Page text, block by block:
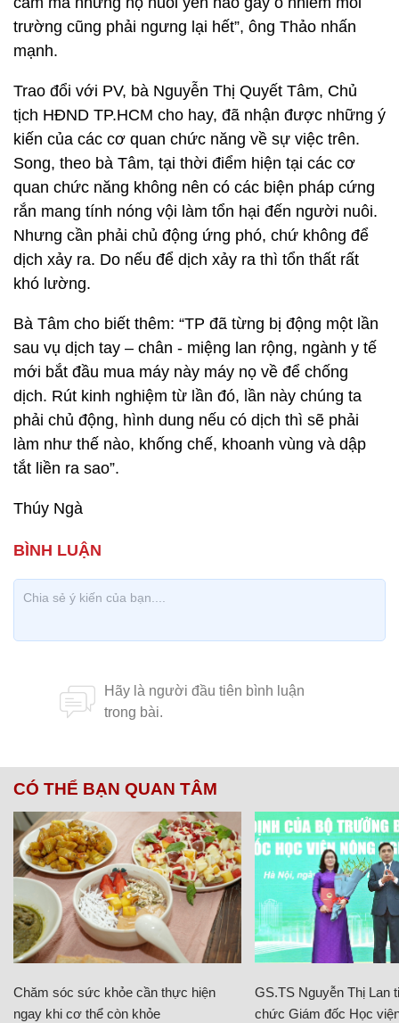
trường cũng phải ngưng lại hết”, ông Thảo nhấn
mạnh.
Trao đổi với PV, bà Nguyễn Thị Quyết Tâm, Chủ
tịch HĐND TP.HCM cho hay, đã nhận được những ý
kiến của các cơ quan chức năng về sự việc trên.
Song, theo bà Tâm, tại thời điểm hiện tại các cơ
quan chức năng không nên có các biện pháp cứng
rắn mang tính nóng vội làm tổn hại đến người nuôi.
Nhưng cần phải chủ động ứng phó, chứ không để
dịch xảy ra. Do nếu để dịch xảy ra thì tổn thất rất
khó lường.
Bà Tâm cho biết thêm: “TP đã từng bị động một lần
sau vụ dịch tay – chân - miệng lan rộng, ngành y tế
mới bắt đầu mua máy này máy nọ về để chống
dịch. Rút kinh nghiệm từ lần đó, lần này chúng ta
phải chủ động, hình dung nếu có dịch thì sẽ phải
làm như thế nào, khống chế, khoanh vùng và dập
tắt liền ra sao”.
Thúy Ngà
CÓ THỂ BẠN QUAN TÂM
Chăm sóc sức khỏe cần thực hiện
ngay khi cơ thể còn khỏe
GS.TS Nguyễn Thị Lan
chức Giám đốc Học